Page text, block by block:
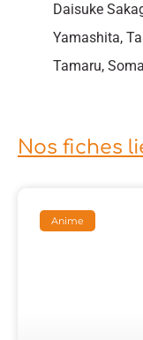
Daisuke
Yamashita,
Tamaru,
Nos fiches
Anime